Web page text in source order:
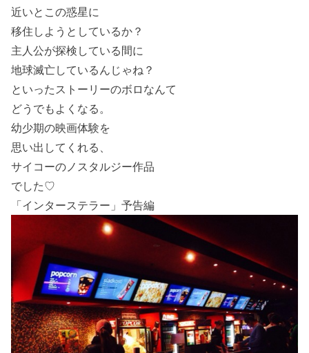
近いとこの惑星に
移住しようとしているか？
主人公が探検している間に
地球滅亡しているんじゃね？
といったストーリーのボロなんて
どうでもよくなる。
幼少期の映画体験を
思い出してくれる、
サイコーのノスタルジー作品
でした♡
「インターステラー」予告編